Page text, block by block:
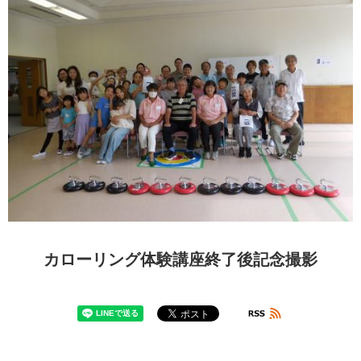
カローリング体験講座終了後記念撮影